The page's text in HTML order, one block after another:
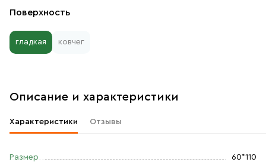
Поверхность
гладкая ковчег
Описание и характеристики
Характеристики Отзывы
Размер 60*110